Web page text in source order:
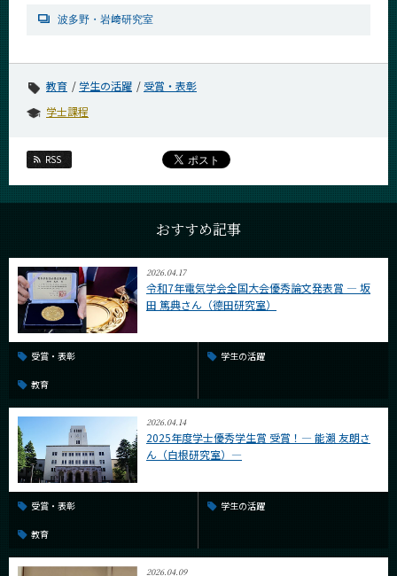
波多野・岩﨑研究室
教育 学生の活躍
受賞・表彰
学士課程
RSS
おすすめ記事
2026.04.17
令和7年電気学会全国大会優秀論文発表賞 ― 坂
田 篤典さん（德田研究室）
受賞・表彰 学生の活躍
教育
2026.04.14
2025年度学士優秀学生賞 受賞！― 能瀨 友朗さ
ん（白根研究室）―
受賞・表彰 学生の活躍
教育
2026.04.09